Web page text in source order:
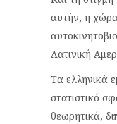
αυτήν, η χώρα
Λατινική
Τα ελληνικά
στατιστικό
θεωρητικά,